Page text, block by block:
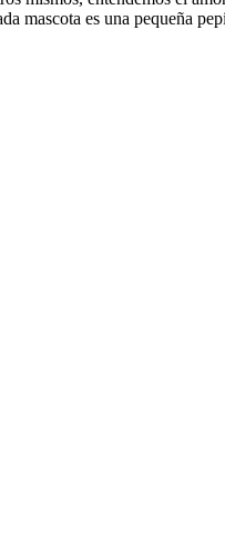
mascota es una pequeña